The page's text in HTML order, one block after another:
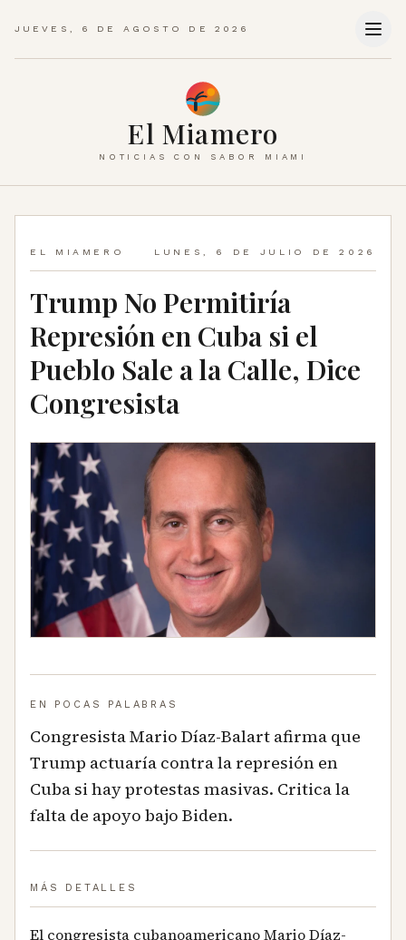
JUEVES, 6 DE AGOSTO DE 2026
El Miamero
NOTICIAS CON SABOR MIAMI
EL MIAMERO LUNES, 6 DE JULIO DE 2026
Trump No Permitiría
Represión en Cuba si el
Pueblo Sale a la Calle, Dice
Congresista
EN POCAS PALABRAS
Congresista Mario Díaz-Balart afirma que
Trump actuaría contra la represión en
Cuba si hay protestas masivas. Critica la
falta de apoyo bajo Biden.
MÁS DETALLES
El congresista cubanoamericano Mario Díaz-